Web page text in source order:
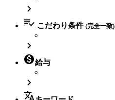

 こだわり条件 (完全一致)

給与

translate